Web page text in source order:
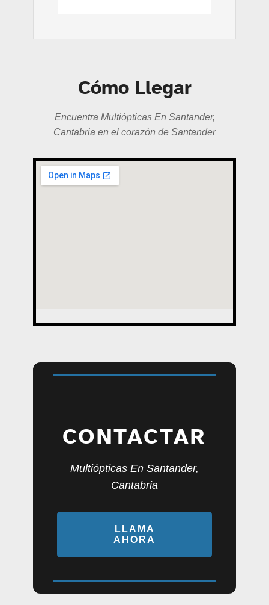
Cómo Llegar
Encuentra Multiópticas En Santander,
Cantabria en el corazón de Santander
CONTACTAR
Multiópticas En Santander,
Cantabria
LLAMA
AHORA